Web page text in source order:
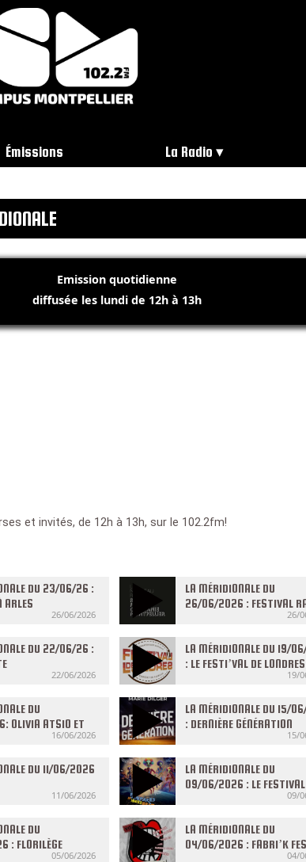
Émissions La Radio
Emission quotidienne
diffusée les lundi de 12h à 13h
et invités, de 12h à 13h, sur le 102.2fm!
DU 23/06/26 :
ARLES
26/06/2026
LA MÉRIDIONALE DU
26/06/2026 : FESTIVAL
26/
DU 22/06/26 :
22/06/2026
LA MÉRIDIONALE DU 19/
: LE FESTI’VAL DE LONDRES
19/
DU
OLIVIA ATSIO ET
16/06/2026
LA MÉRIDIONALE DU 15/
: DERNIÈRE GÉNÉRATION
15/
DU 11/06/2026
11/06/2026
LA MÉRIDIONALE DU
09/06/2026 : LE FESTIVAL
09/
DU
FLORILÈGE
05/06/2026
LA MÉRIDIONALE DU
04/06/2026 : FABRI’K
04/